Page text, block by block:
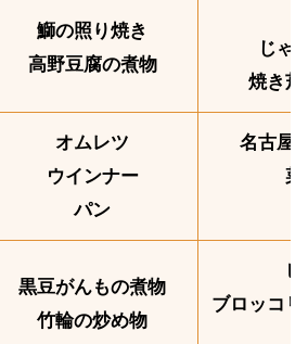
鰤の照り焼き
高野豆腐の煮物
じゃ
焼き
オムレツ
ウインナー
パン
名古屋
菜
黒豆がんもの煮物
竹輪の炒め物
ブロッコ